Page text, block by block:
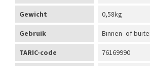
Gewicht 0,58kg
Gebruik Binnen- of
TARIC-code 76169990